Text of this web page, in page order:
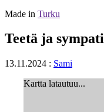
Made in Turku
Teetä ja
13.11.2024 : Sami
Kartta latautuu...